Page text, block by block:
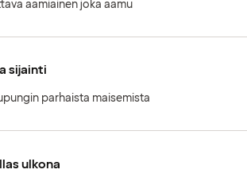
aamiainen joka aamu
sijainti
parhaista maisemista
ulkona